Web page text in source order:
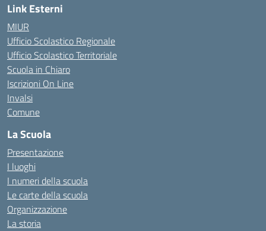
Link Esterni
MIUR
Ufficio Scolastico Regionale
Ufficio Scolastico Territoriale
Scuola in Chiaro
Iscrizioni On Line
Invalsi
Comune
La Scuola
Presentazione
I luoghi
I numeri della scuola
Le carte della scuola
Organizzazione
La storia